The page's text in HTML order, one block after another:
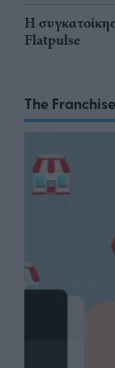
Η
Flatpulse
The